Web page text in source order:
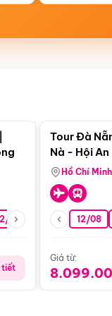
08 26/08 05/09
tiết
Tour Đà
Nà - Hội
Động
Hồ Chí Minh
12/08
Giá từ: